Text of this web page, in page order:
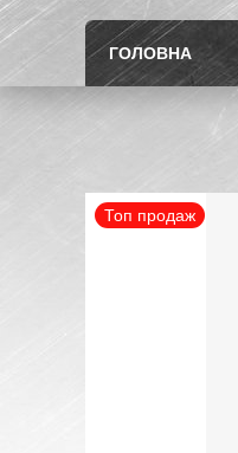
ГОЛОВНА
Топ продаж